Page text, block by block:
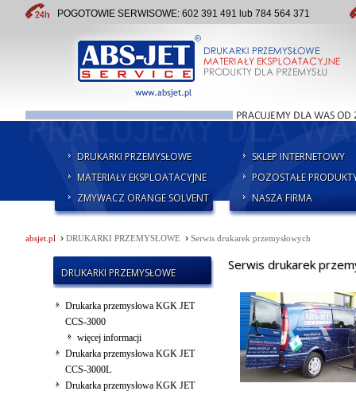
POGOTOWIE SERWISOWE: 602 391 491 lub 784 564 371
DRUKARKI PRZEMYSŁOWE
MATERIAŁY EKSPLOATACYJNE
ZMYWACZ ORANGE SOLVENT
SKLEP INTERNETOWY
POZOSTAŁE
NASZA FIRMA
absjet.pl› DRUKARKI PRZEMYSŁOWE › Serwis drukarek przemysłowych
DRUKARKI PRZEMYSŁOWE
Drukarka przemysłowa KGK JET
CCS-3000
więcej informacji
Drukarka przemysłowa KGK JET
CCS-3000L
Drukarka przemysłowa KGK JET
Serwis drukarek